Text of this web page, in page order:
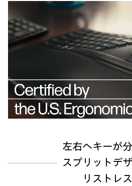
左右へキーが
スプリットデ
リストレ